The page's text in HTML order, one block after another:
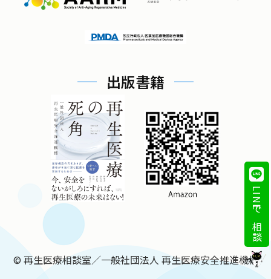
出版書籍
© 再生医療相談室／一般社団法人 再生医療安全推進機構
LINEで相談